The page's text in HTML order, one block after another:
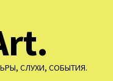
СЛУХИ, СОБЫТИЯ.